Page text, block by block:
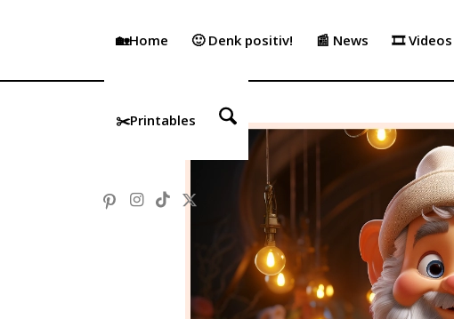
🏡Home 🙂 Denk positiv! 📰 News 🎞️ Videos
✂️Printables